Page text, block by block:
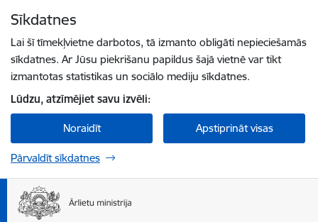
Sīkdatnes
Lai šī tīmekļvietne darbotos, tā izmanto obligāti nepieciešamās
sīkdatnes. Ar Jūsu piekrišanu papildus šajā vietnē var tikt
izmantotas statistikas un sociālo mediju sīkdatnes.
Lūdzu, atzīmējiet savu izvēli:
Noraidīt Apstiprināt visas
Pārvaldīt sīkdatnes